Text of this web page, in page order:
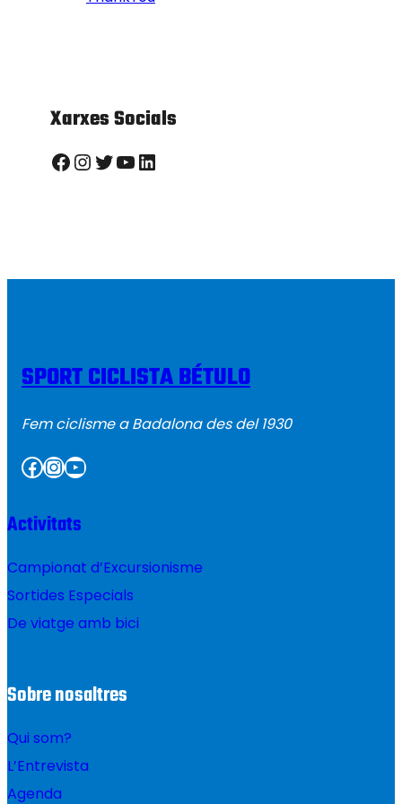
Xarxes Socials
Facebook InstagramTwitter YouTube LinkedIn
SPORT CICLISTA BÉTULO
Fem ciclisme a Badalona des del 1930
Facebook InstagramYouTube
Activitats
Campionat d’Excursionisme
Sortides Especials
De viatge amb bici
Sobre nosaltres
Qui som?
L’Entrevista
Agenda